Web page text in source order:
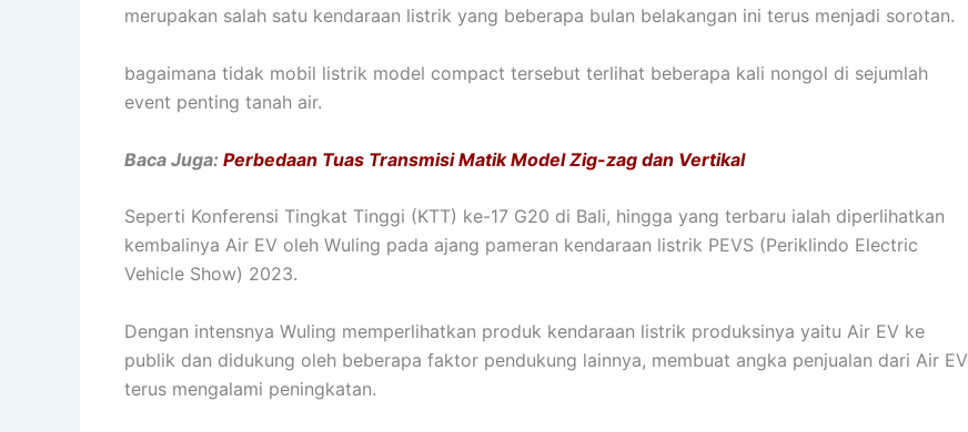
merupakan salah satu kendaraan listrik yang beberapa bulan belakangan ini terus menjadi sorotan.
bagaimana tidak mobil listrik model compact tersebut terlihat beberapa kali nongol di sejumlah
event penting tanah air.
Baca Juga: Perbedaan Tuas Transmisi Matik Model Zig-zag dan Vertikal
Seperti Konferensi Tingkat Tinggi (KTT) ke-17 G20 di Bali, hingga yang terbaru ialah diperlihatkan
kembalinya Air EV oleh Wuling pada ajang pameran kendaraan listrik PEVS (Periklindo Electric
Vehicle Show) 2023.
Dengan intensnya Wuling memperlihatkan produk kendaraan listrik produksinya yaitu Air EV ke
publik dan didukung oleh beberapa faktor pendukung lainnya, membuat angka penjualan dari Air EV
terus mengalami peningkatan.